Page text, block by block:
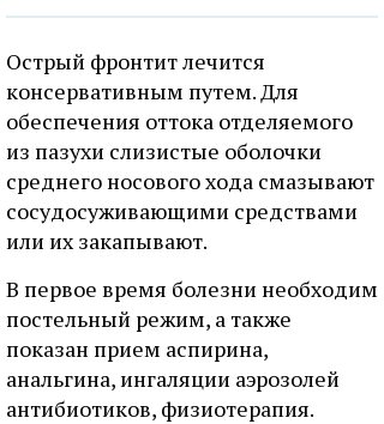
Острый фронтит лечится
консервативным путем. Для
обеспечения оттока отделяемого
из пазухи слизистые оболочки
среднего носового хода смазывают
сосудосуживающими средствами
или их закапывают.
В первое время болезни необходим
постельный режим, а также
показан прием аспирина,
анальгина, ингаляции аэрозолей
антибиотиков, физиотерапия.